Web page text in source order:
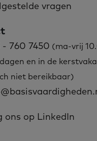
vragen
- 760 7450 (ma-vrij
en in de
niet bereikbaar)
ons op LinkedIn